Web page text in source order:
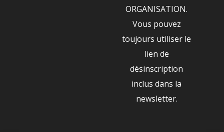
ORGANISATION.
Vous pouvez
toujours utiliser le
lien de
désinscription
inclus dans la
newsletter.